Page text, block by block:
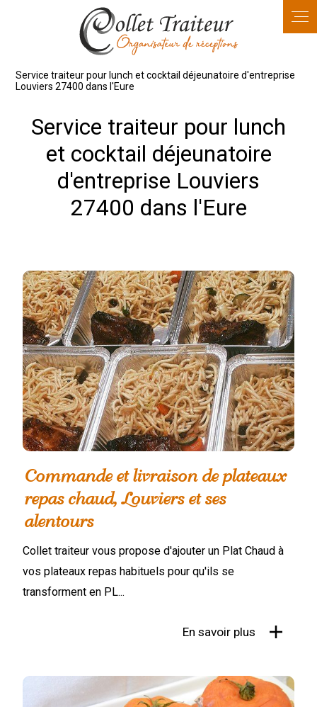
Service traiteur pour lunch et cocktail déjeunatoire d'entreprise
Louviers 27400 dans l'Eure
Service traiteur pour lunch
et cocktail déjeunatoire
d'entreprise Louviers
27400 dans l'Eure
Commande et livraison de plateaux
repas chaud, Louviers et ses
alentours
Collet traiteur vous propose d'ajouter un Plat Chaud à
vos plateaux repas habituels pour qu'ils se
transforment en PL...
En savoir plus
Panneau de gestion des cookies